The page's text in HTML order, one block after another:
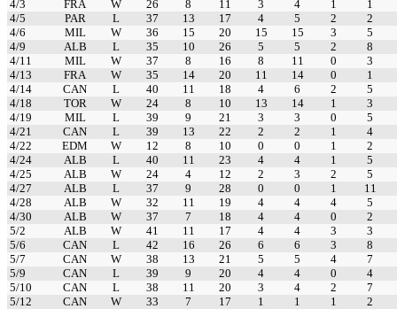
4/3
FRA W 26 8 11 3 4 1
1
4/5
PAR L 37 13 17 4 5 2
2
4/6
MIL W 36 15 20 15 15 3
5
4/9
ALB L 35 10 26 5 5 2
8
4/11
MIL W 37 8 16 8 11 0
3
4/13
FRA W 35 14 20 11 14 0
1
4/14
CAN L 40 11 18 4 6 2
5
4/18
TOR W 24 8 10 13 14 1
3
4/19
MIL L 39 9 21 3 3 0
5
4/21
CAN L 39 13 22 2 2 1
4
4/22
EDM W 12 8 10 0 0 1
2
4/24
ALB L 40 11 23 4 4 1
5
4/25
ALB W 24 4 12 2 3 2
5
4/27
ALB L 37 9 28 0 0 1
11
4/28
ALB W 32 11 19 4 4 4
5
4/30
ALB W 37 7 18 4 4 0
2
5/2
ALB W 41 11 17 4 4 3
3
5/6
CAN L 42 16 26 6 6 3
8
5/7
CAN W 38 13 21 5 5 4
7
5/9
CAN L 39 9 20 4 4 0
4
5/10
CAN L 38 11 20 3 4 2
7
5/12
CAN W 33 7 17 1 1 1 2